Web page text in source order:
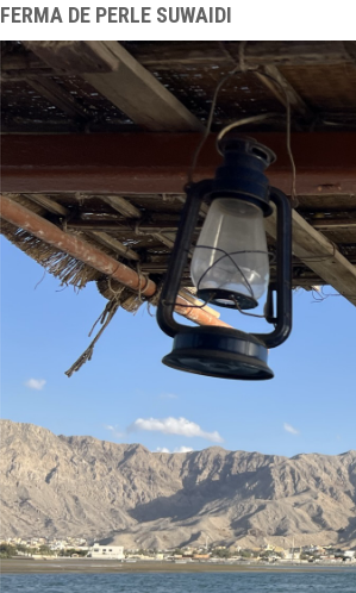
FERMA DE PERLE SUWAIDI